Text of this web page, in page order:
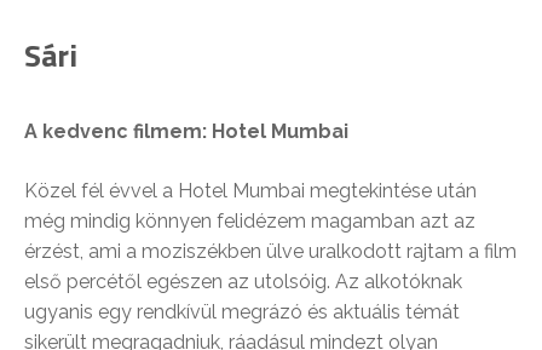
Sári
A kedvenc filmem: Hotel Mumbai
Közel fél évvel a Hotel Mumbai megtekintése után
még mindig könnyen felidézem magamban azt az
érzést, ami a moziszékben ülve uralkodott rajtam a film
első percétől egészen az utolsóig. Az alkotóknak
ugyanis egy rendkívül megrázó és aktuális témát
sikerült megragadniuk, ráadásul mindezt olyan